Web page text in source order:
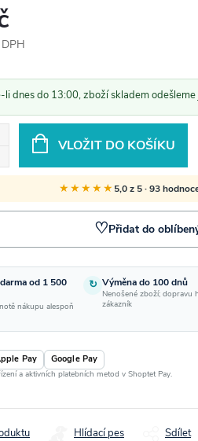
li dnes do 13:00, zboží skladem odešleme
VLOŽIT DO KOŠÍKU
★★★★★5,0 z 5 · 93
♡Přidat do
od 1 500
nákupu alespoň
↻ Výměna do 100 dnů
Nenošené zboží; dopravu
zákazník
Pay Google Pay
a aktivních platebních metod v Shoptet Pay.
Hlídací pes Sdílet